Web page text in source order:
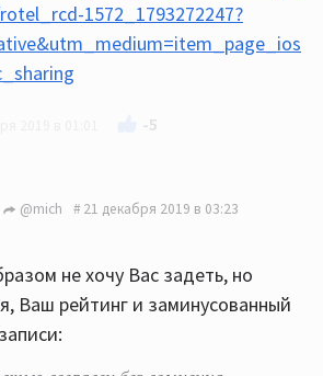
1572_1793272247?
-5
автора - Ваши Flac- это
убитый напрочь. И не чем не
цапом. С чем я полностью
и вот именно по этой
кб скаченный из интернета
лучше и в 1000 раз качественнее
от туда же.. .Многие начнут
@mich 21 декабря 2019 в 03:23
не хочу Вас задеть, но
Ваш рейтинг и заминусованный